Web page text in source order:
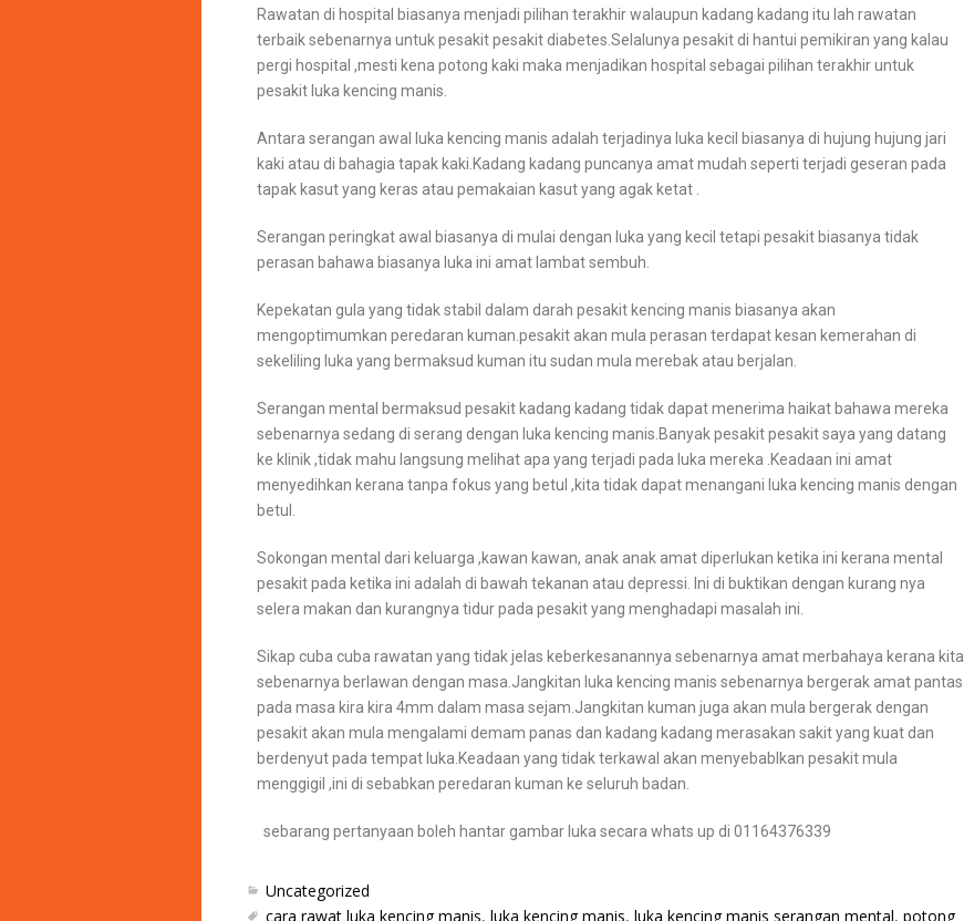
Rawatan di hospital biasanya menjadi pilihan terakhir walaupun kadang kadang itu lah rawatan
terbaik sebenarnya untuk pesakit pesakit diabetes.Selalunya pesakit di hantui pemikiran yang kalau
pergi hospital ,mesti kena potong kaki maka menjadikan hospital sebagai pilihan terakhir untuk
pesakit luka kencing manis.
Antara serangan awal luka kencing manis adalah terjadinya luka kecil biasanya di hujung hujung jari
kaki atau di bahagia tapak kaki.Kadang kadang puncanya amat mudah seperti terjadi geseran pada
tapak kasut yang keras atau pemakaian kasut yang agak ketat .
Serangan peringkat awal biasanya di mulai dengan luka yang kecil tetapi pesakit biasanya tidak
perasan bahawa biasanya luka ini amat lambat sembuh.
Kepekatan gula yang tidak stabil dalam darah pesakit kencing manis biasanya akan
mengoptimumkan peredaran kuman.pesakit akan mula perasan terdapat kesan kemerahan di
sekeliling luka yang bermaksud kuman itu sudan mula merebak atau berjalan.
Serangan mental bermaksud pesakit kadang kadang tidak dapat menerima haikat bahawa mereka
sebenarnya sedang di serang dengan luka kencing manis.Banyak pesakit pesakit saya yang datang
ke klinik ,tidak mahu langsung melihat apa yang terjadi pada luka mereka .Keadaan ini amat
menyedihkan kerana tanpa fokus yang betul ,kita tidak dapat menangani luka kencing manis dengan
betul.
Sokongan mental dari keluarga ,kawan kawan, anak anak amat diperlukan ketika ini kerana mental
pesakit pada ketika ini adalah di bawah tekanan atau depressi. Ini di buktikan dengan kurang nya
selera makan dan kurangnya tidur pada pesakit yang menghadapi masalah ini.
Sikap cuba cuba rawatan yang tidak jelas keberkesanannya sebenarnya amat merbahaya kerana kita
sebenarnya berlawan dengan masa.Jangkitan luka kencing manis sebenarnya bergerak amat pantas
pada masa kira kira 4mm dalam masa sejam.Jangkitan kuman juga akan mula bergerak dengan
pesakit akan mula mengalami demam panas dan kadang kadang merasakan sakit yang kuat dan
berdenyut pada tempat luka.Keadaan yang tidak terkawal akan menyebablkan pesakit mula
menggigil ,ini di sebabkan peredaran kuman ke seluruh badan.
sebarang pertanyaan boleh hantar gambar luka secara whats up di 01164376339
Uncategorized
cara rawat luka kencing manis, luka kencing manis, luka kencing manis serangan mental, potong